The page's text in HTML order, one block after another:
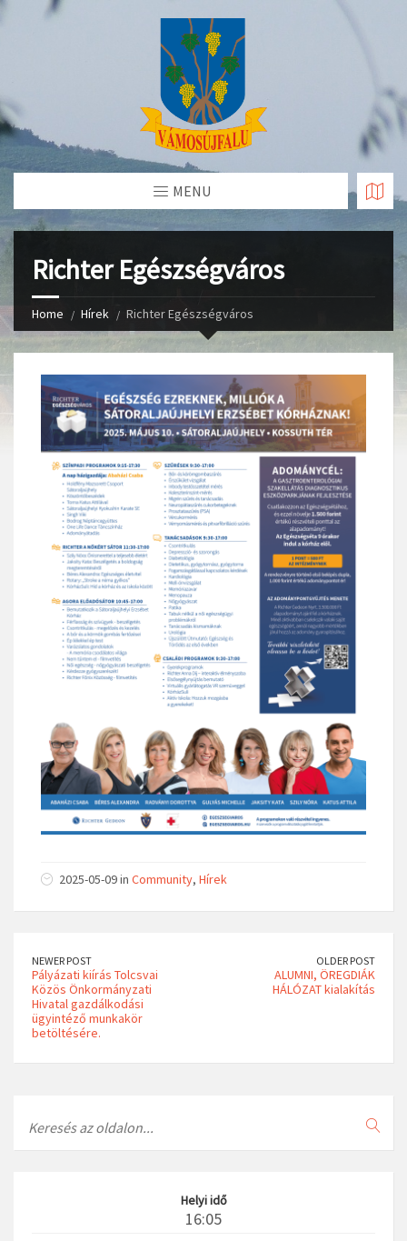
Skip
MENU
Richter Egészségváros
Home Hírek Richter Egészségváros
2025-05-09 in Community, Hírek
NEWER POST
Pályázati kiírás Tolcsvai
Közös Önkormányzati
Hivatal gazdálkodási
ügyintéző munkakör
betöltésére.
OLDER POST
ALUMNI, ÖREGDIÁK
HÁLÓZAT kialakítás
Helyi idő
16:05